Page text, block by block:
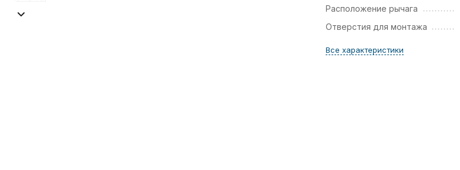
Расположение рычага
Отверстия для монтажа
Все характеристики